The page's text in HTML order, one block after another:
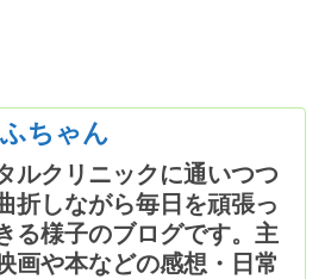
ちゃん
ルクリニックに通いつつ
折しながら毎日を頑張っ
る様子のブログです。主
画や本などの感想・日常